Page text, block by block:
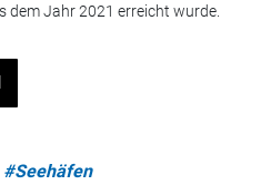
dem Jahr 2021 erreicht wurde.
#Seehäfen